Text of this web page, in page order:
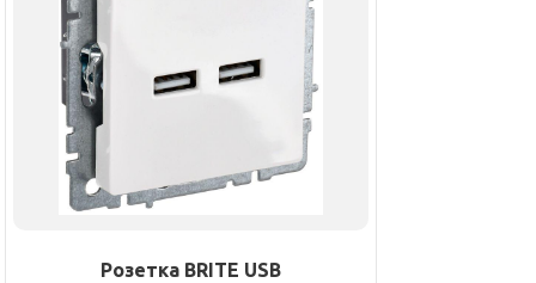
Розетка BRITE USB